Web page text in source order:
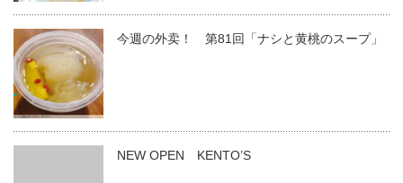
今週の外卖！ 第81回「ナシと黄桃のスープ」
NEW OPEN KENTO’S